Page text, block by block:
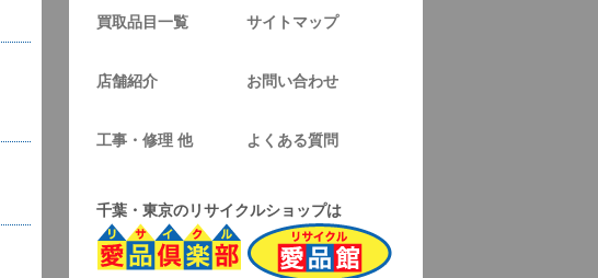
買取品目一覧 サイトマップ
店舗紹介 お問い合わせ
工事・修理 他 よくある質問
千葉・東京のリサイクルショップは